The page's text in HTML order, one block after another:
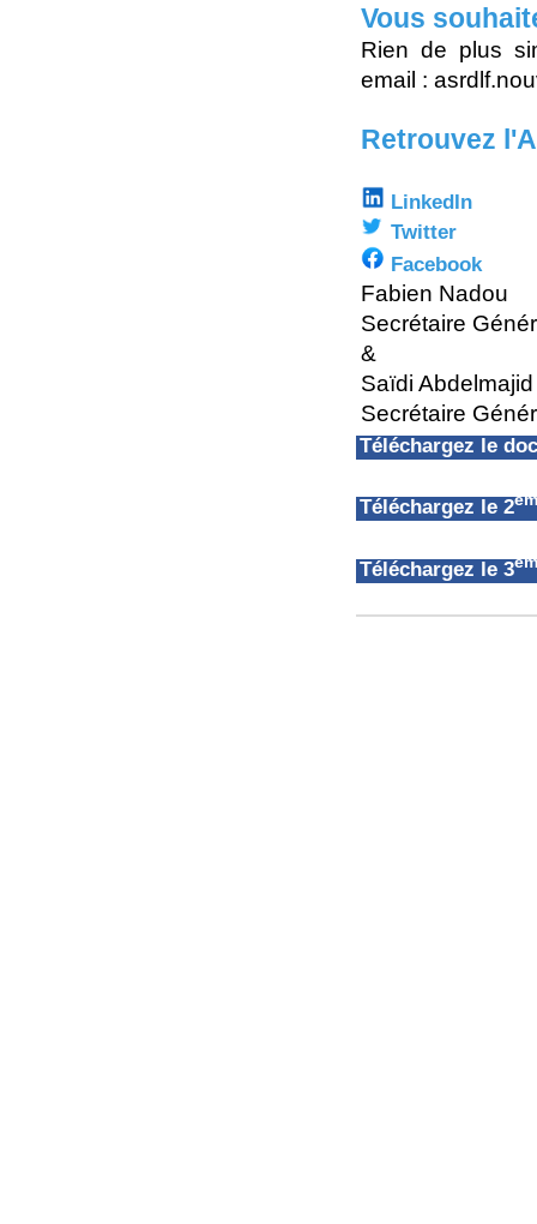
Vous
Rien de plus
email :
Retrouvez
LinkedIn
Twitter
Facebook
Fabien Nadou
Secrétaire
&
Saïdi Abdelmajid
Secrétaire
Téléchargez le
Téléchargez le 2
Téléchargez le 3